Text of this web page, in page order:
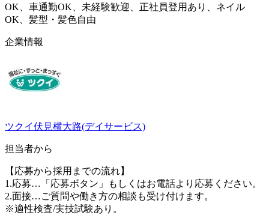
OK、車通勤OK、未経験歓迎、正社員登用あり、ネイル
OK、髪型・髪色自由
企業情報
ツクイ伏見横大路(デイサービス)
担当者から
【応募から採用までの流れ】
1.応募…「応募ボタン」もしくはお電話より応募ください。
2.面接…ご質問や働き方の相談も受け付けます。
※適性検査/実技試験あり。